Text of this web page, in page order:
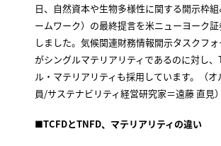
日、自然資本や生物多様性に関する開示枠
ームワーク）の最終提言を米ニューヨーク
しました。気候関連財務情報開示タスクフォ
がシングルマテリアリティであるのに対し、
ル・マテリアリティも採用しています。（
員/サステナビリティ経営研究家＝遠藤 直見）
■TCFDとTNFD、マテリアリティの違い